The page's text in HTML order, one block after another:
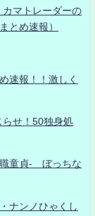
マトレーダーの
とめ速報）
速報！！激しく
らせ！50独身処
童貞- ぼっちな
ナンノひゃくし